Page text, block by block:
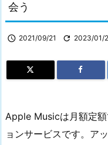
会う
 2021/09/21  2023/01/
Apple Musicは月額定
ョンサービスです。ア